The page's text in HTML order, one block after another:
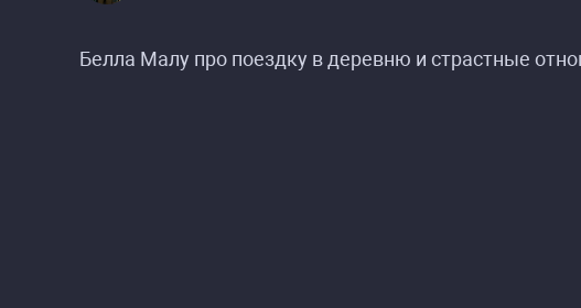
Белла Малу про поездку в деревню и страстные